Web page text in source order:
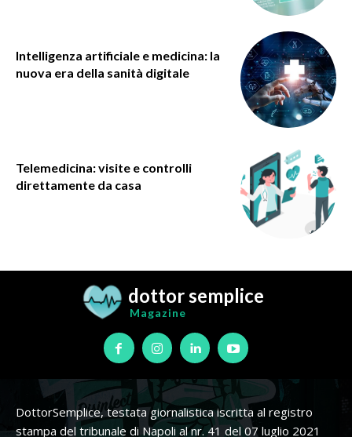
Intelligenza artificiale e medicina: la
nuova era della sanità digitale
Telemedicina: visite e controlli
direttamente da casa
dottor semplice
Magazine
DottorSemplice, testata giornalistica iscritta al registro
stampa del tribunale di Napoli al nr. 41 del 07 luglio 2021